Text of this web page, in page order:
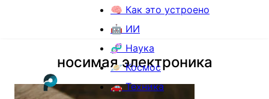
🧠 Как это устроено
🤖 ИИ
🧬 Наука
🪐 Космос
🚗 Техника
носимая электроника